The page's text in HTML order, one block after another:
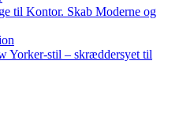
til Kontor. Skab Moderne og
Yorker-stil – skræddersyet til